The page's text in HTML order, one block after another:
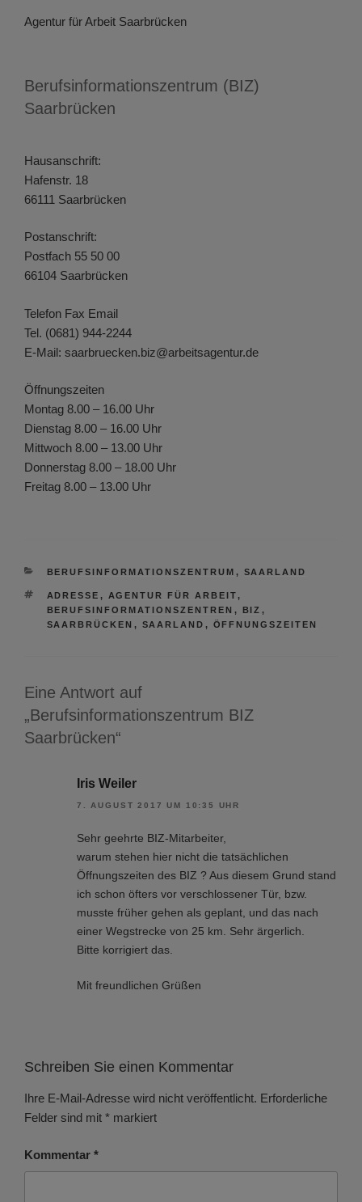
Agentur für Arbeit Saarbrücken
Berufsinformationszentrum (BIZ)
Saarbrücken
Hausanschrift:
Hafenstr. 18
66111 Saarbrücken
Postanschrift:
Postfach 55 50 00
66104 Saarbrücken
Telefon Fax Email
Tel. (0681) 944-2244
E-Mail: saarbruecken.biz@arbeitsagentur.de
Öffnungszeiten
Montag 8.00 – 16.00 Uhr
Dienstag 8.00 – 16.00 Uhr
Mittwoch 8.00 – 13.00 Uhr
Donnerstag 8.00 – 18.00 Uhr
Freitag 8.00 – 13.00 Uhr
KATEGORIEN
BERUFSINFORMATIONSZENTRUM , SAARLAND
SCHLAGWÖRTER
ADRESSE , AGENTUR FÜR ARBEIT ,
BERUFSINFORMATIONSZENTREN , BIZ ,
SAARBRÜCKEN , SAARLAND , ÖFFNUNGSZEITEN
Eine Antwort auf
„Berufsinformationszentrum BIZ
Saarbrücken“
Iris Weiler
7. AUGUST 2017 UM 10:35 UHR
Sehr geehrte BIZ-Mitarbeiter,
warum stehen hier nicht die tatsächlichen
Öffnungszeiten des BIZ ? Aus diesem Grund stand
ich schon öfters vor verschlossener Tür, bzw.
musste früher gehen als geplant, und das nach
einer Wegstrecke von 25 km. Sehr ärgerlich.
Bitte korrigiert das.
Mit freundlichen Grüßen
Schreiben Sie einen Kommentar
Ihre E-Mail-Adresse wird nicht veröffentlicht. Erforderliche
Felder sind mit * markiert
Kommentar *